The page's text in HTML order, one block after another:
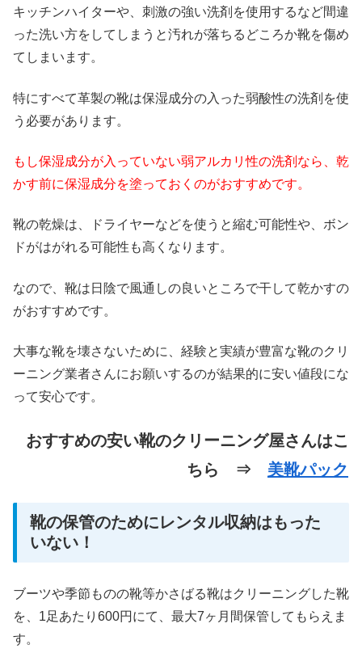
キッチンハイターや、刺激の強い洗剤を使用するなど間違
った洗い方をしてしまうと汚れが落ちるどころか靴を傷め
てしまいます。
特にすべて革製の靴は保湿成分の入った弱酸性の洗剤を使
う必要があります。
もし保湿成分が入っていない弱アルカリ性の洗剤なら、乾
かす前に保湿成分を塗っておくのがおすすめです。
靴の乾燥は、ドライヤーなどを使うと縮む可能性や、ボン
ドがはがれる可能性も高くなります。
なので、靴は日陰で風通しの良いところで干して乾かすの
がおすすめです。
大事な靴を壊さないために、経験と実績が豊富な靴のクリ
ーニング業者さんにお願いするのが結果的に安い値段にな
って安心です。
おすすめの安い靴のクリーニング屋さんはこ
ちら ⇒ 美靴パック
靴の保管のためにレンタル収納はもった
いない！
ブーツや季節ものの靴等かさばる靴はクリーニングした靴
を、1足あたり600円にて、最大7ヶ月間保管してもらえま
す。